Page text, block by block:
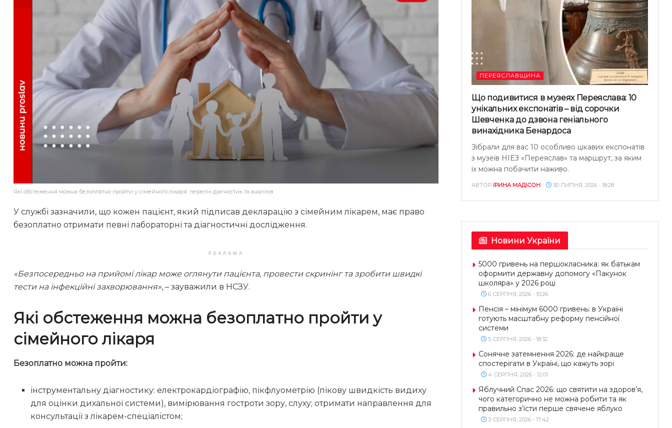
Які обстеження можна безоплатно пройти у сімейного лікаря: перелік діагностик та аналізів
У службі зазначили, що кожен пацієнт, який підписав декларацію з сімейним лікарем, має право
безоплатно отримати певні лабораторні та діагностичні дослідження.
РЕКЛАМА
«Безпосередньо на прийомі лікар може оглянути пацієнта, провести скринінг та зробити швидкі
тести на інфекційні захворювання», – зауважили в НСЗУ.
Які обстеження можна безоплатно пройти у
сімейного лікаря
Безоплатно можна пройти:
інструментальну діагностику: електрокардіографію, пікфлуометрію (пікову швидкість видиху
для оцінки дихальної системи), вимірювання гостроти зору, слуху; отримати направлення для
консультації з лікарем-спеціалістом;
ПЕРЕЯСЛАВЩИНА
Що подивитися в музеях Переяслава: 10
унікальних експонатів – від сорочки
Шевченка до дзвона геніального
винахідника Бенардоса
Зібрали для вас 10 особливо цікавих експонатів
з музеїв НІЕЗ «Переяслав» та маршрут, за яким
їх можна побачити наживо.
АВТОР ІРИНА МАДІСОН 30 ЛИПНЯ, 2026 - 18:28
Новини України
5000 гривень на першокласника: як батькам
оформити державну допомогу «Пакунок
школяра» у 2026 році
6 СЕРПНЯ, 2026 - 10:26
Пенсія – мінімум 6000 гривень: в Україні
готують масштабну реформу пенсійної
системи
5 СЕРПНЯ, 2026 - 18:32
Сонячне затемнення 2026: де найкраще
спостерігати в Україні, що кажуть зорі
4 СЕРПНЯ, 2026 - 12:01
Яблучний Спас 2026: що святити на здоров’я,
чого категорично не можна робити та як
правильно з’їсти перше свячене яблуко
3 СЕРПНЯ, 2026 - 17:42